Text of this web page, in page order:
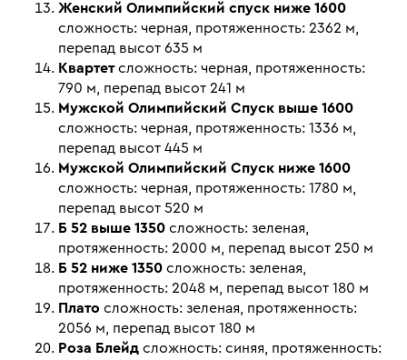
Женский Олимпийский спуск ниже 1600
сложность: черная, протяженность: 2362 м,
перепад высот 635 м
Квартетсложность: черная, протяженность:
790 м, перепад высот 241 м
Мужской Олимпийский Спуск выше 1600
сложность: черная, протяженность: 1336 м,
перепад высот 445 м
Мужской Олимпийский Спуск ниже 1600
сложность: черная, протяженность: 1780 м,
перепад высот 520 м
Б 52 выше 1350 сложность: зеленая,
протяженность: 2000 м, перепад высот 250 м
Б 52 ниже 1350 сложность: зеленая,
протяженность: 2048 м, перепад высот 180 м
Плато сложность: зеленая, протяженность:
2056 м, перепад высот 180 м
Роза Блейд сложность: синяя, протяженность: